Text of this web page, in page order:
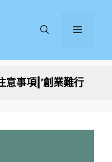
選
意事項|’創業難行